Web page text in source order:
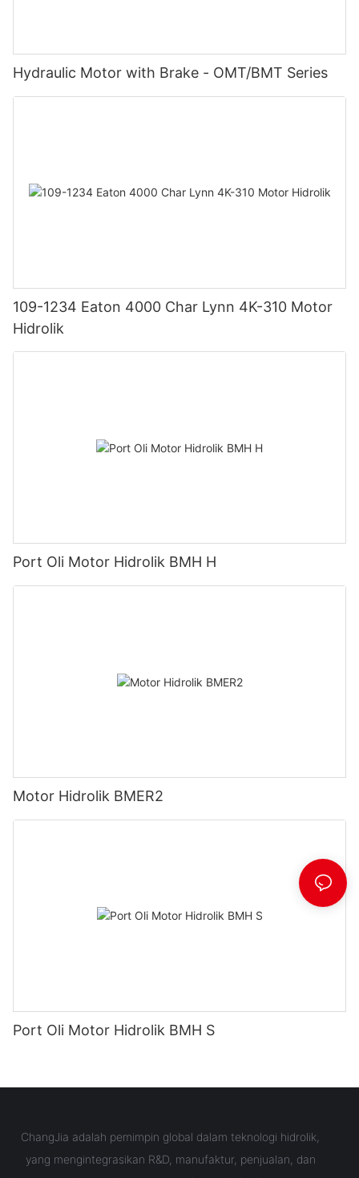
Hydraulic Motor with Brake - OMT/BMT Series
109-1234 Eaton 4000 Char Lynn 4K-310 Motor
Hidrolik
Port Oli Motor Hidrolik BMH H
Motor Hidrolik BMER2
Port Oli Motor Hidrolik BMH S
ChangJia adalah pemimpin global dalam teknologi hidrolik,
yang mengintegrasikan R&D, manufaktur, penjualan, dan